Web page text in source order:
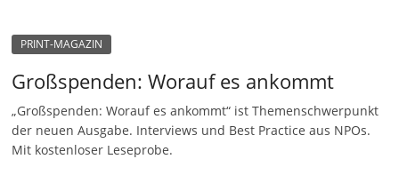
PRINT-MAGAZIN
Großspenden: Worauf es ankommt
„Großspenden: Worauf es ankommt“ ist Themenschwerpunkt
der neuen Ausgabe. Interviews und Best Practice aus NPOs.
Mit kostenloser Leseprobe.